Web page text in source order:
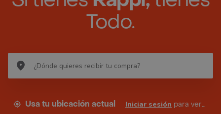
Todo.
Usa tu ubicación actual Iniciar sesión para ver tus direcciones